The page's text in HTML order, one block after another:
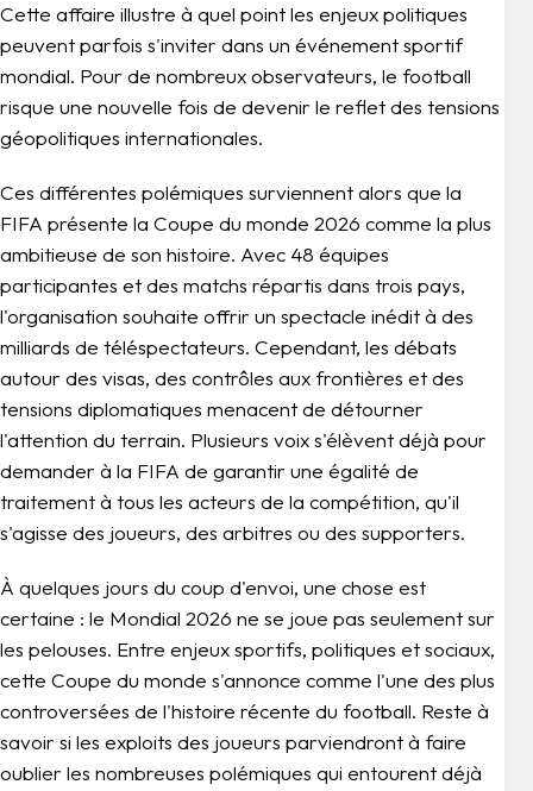
Cette affaire illustre à quel point les enjeux politiques
peuvent parfois s'inviter dans un événement sportif
mondial. Pour de nombreux observateurs, le football
risque une nouvelle fois de devenir le reflet des tensions
géopolitiques internationales.
Ces différentes polémiques surviennent alors que la
FIFA présente la Coupe du monde 2026 comme la plus
ambitieuse de son histoire. Avec 48 équipes
participantes et des matchs répartis dans trois pays,
l'organisation souhaite offrir un spectacle inédit à des
milliards de téléspectateurs. Cependant, les débats
autour des visas, des contrôles aux frontières et des
tensions diplomatiques menacent de détourner
l'attention du terrain. Plusieurs voix s'élèvent déjà pour
demander à la FIFA de garantir une égalité de
traitement à tous les acteurs de la compétition, qu'il
s'agisse des joueurs, des arbitres ou des supporters.
À quelques jours du coup d'envoi, une chose est
certaine : le Mondial 2026 ne se joue pas seulement sur
les pelouses. Entre enjeux sportifs, politiques et sociaux,
cette Coupe du monde s'annonce comme l'une des plus
controversées de l'histoire récente du football. Reste à
savoir si les exploits des joueurs parviendront à faire
oublier les nombreuses polémiques qui entourent déjà